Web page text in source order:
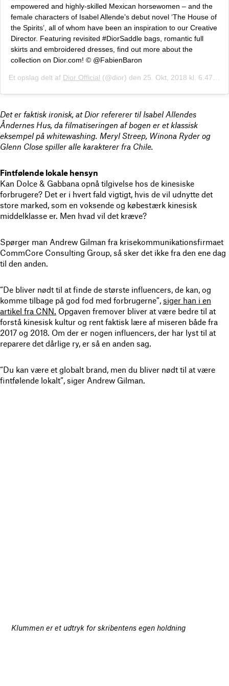
empowered and highly-skilled Mexican horsewomen – and the
female characters of Isabel Allende’s debut novel ‘The House of
the Spirits’, all of whom have been an inspiration to our Creative
Director. Featuring revisited #DiorSaddle bags, romantic full
skirts and embroidered dresses, find out more about the
collection on Dior.com! © @FabienBaron
Et opslag delt af Dior Official (@dior) den 25. Okt, 2018 kl. 6.47 PDT
Det er faktisk ironisk, at Dior refererer til Isabel Allendes
Åndernes Hus, da filmatiseringen af bogen er et klassisk
eksempel på whitewashing. Meryl Streep, Winona Ryder og
Glenn Close spiller alle karakterer fra Chile.
Fintfølende lokale hensyn
Kan Dolce & Gabbana opnå tilgivelse hos de kinesiske
forbrugere? Det er i hvert fald vigtigt, hvis de vil udnytte det
store marked, som en voksende og købestærk kinesisk
middelklasse er. Men hvad vil det kræve?
Spørger man Andrew Gilman fra krisekommunikationsfirmaet
CommCore Consulting Group, så sker det ikke fra den ene dag
til den anden.
“De bliver nødt til at finde de største influencers, de kan, og
komme tilbage på god fod med forbrugerne”, siger han i en
artikel fra CNN. Opgaven fremover bliver at være bedre til at
forstå kinesisk kultur og rent faktisk lære af miseren både fra
2017 og 2018. Om der er nogen influencers, der har lyst til at
reparere det dårlige ry, er så en anden sag.
“Du kan være et globalt brand, men du bliver nødt til at være
fintfølende lokalt”, siger Andrew Gilman.
Klummen er et udtryk for skribentens egen holdning